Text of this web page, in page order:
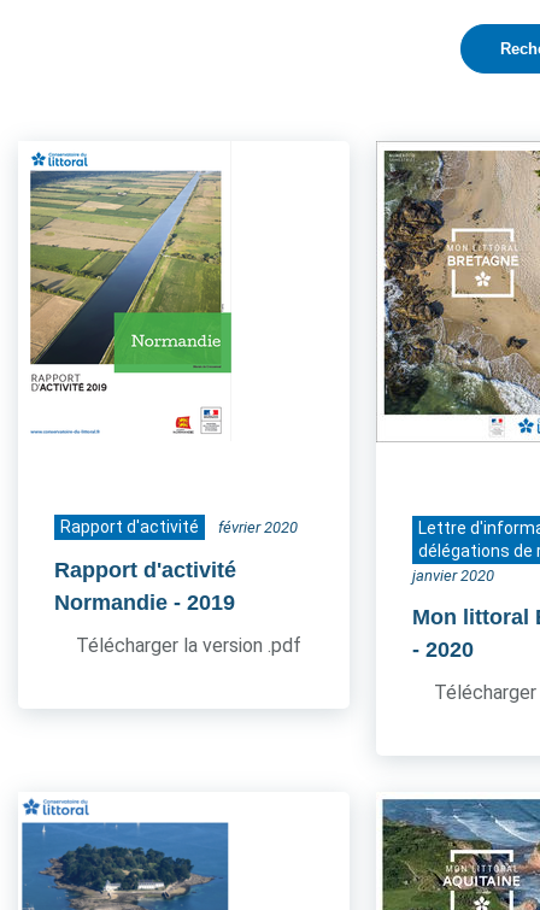
Rapport d'activité février 2020
Rapport d'activité
Normandie - 2019
Télécharger la version .pdf
Lettre
délégations de
janvier 2020
Mon littoral
- 2020